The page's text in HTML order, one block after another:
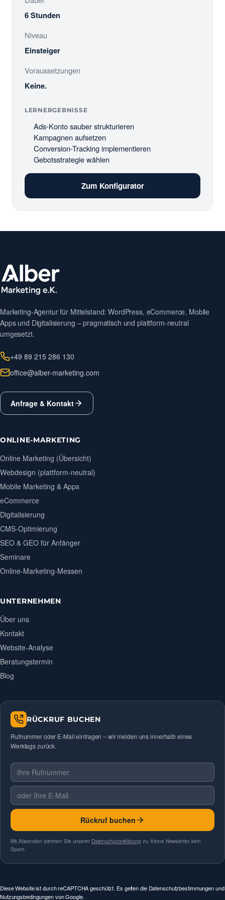
6 Stunden
Niveau
Einsteiger
Voraussetzungen
Keine.
LERNERGEBNISSE
Ads-Konto sauber strukturieren
Kampagnen aufsetzen
Conversion-Tracking implementieren
Gebotsstrategie wählen
Zum Konfigurator
Marketing-Agentur für Mittelstand: WordPress, eCommerce, Mobile
Apps und Digitalisierung – pragmatisch und plattform-neutral
umgesetzt.
+49 89 215 286 130
office@alber-marketing.com
Anfrage & Kontakt
ONLINE-MARKETING
Online Marketing (Übersicht)
Webdesign (plattform-neutral)
Mobile Marketing & Apps
eCommerce
Digitalisierung
CMS-Optimierung
SEO & GEO für Anfänger
Seminare
Online-Marketing-Messen
UNTERNEHMEN
Über uns
Kontakt
Website-Analyse
Beratungstermin
Blog
RÜCKRUF BUCHEN
Rufnummer oder E-Mail eintragen – wir melden uns innerhalb eines
Werktags zurück.
Telefonnummer
E-Mail
Rückruf buchen
Mit Absenden stimmen Sie unserer Datenschutzerklärung zu. Keine Newsletter, kein
Spam.
Diese Website ist durch reCAPTCHA geschützt. Es gelten die Datenschutzbestimmungenund
Nutzungsbedingungenvon Google.